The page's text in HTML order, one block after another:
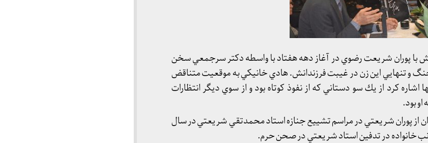
با پوران شريعت رضوي در آغاز دهه هفتاد با واسطه دكتر سرجمعي سخن
و تنهايي اين زن در غيبت فرزندانش. هادي خانيكي به موقعيت متناقض
كرد از يك سو دستاني كه از نفوذ كوتاه بود و از سوي ديگر انتظارات
بود.
از پوران شريعتي در مراسم تشييع جنازه استاد محمدتقي شريعتي در سال